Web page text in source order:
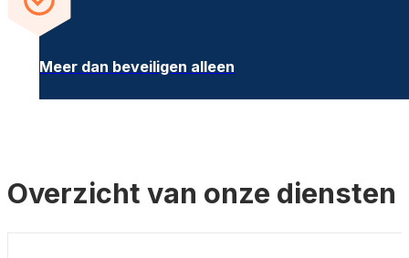
Meer dan beveiligen alleen
Overzicht van onze diensten